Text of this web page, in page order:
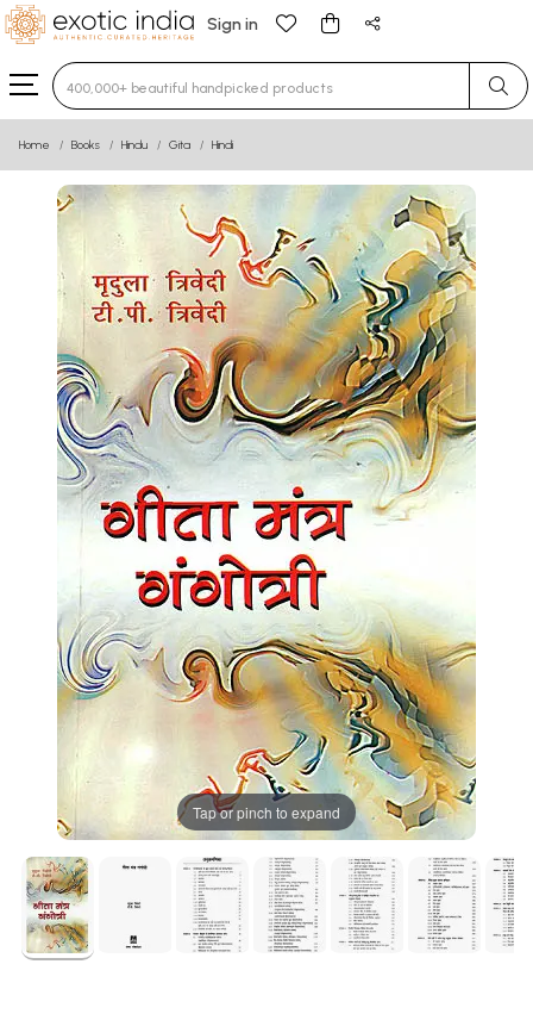
Sign in
Type 3 or more characters for results.
Home Books Hindu Gita Hindi
Tap or pinch to expand